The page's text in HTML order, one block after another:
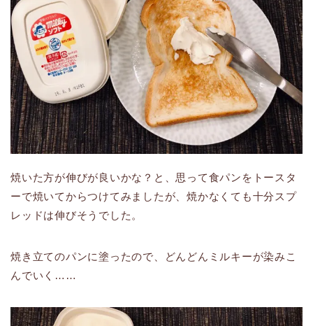
焼いた方が伸びが良いかな？と、思って食パンをトースタ
ーで焼いてからつけてみましたが、焼かなくても十分スプ
レッドは伸びそうでした。
焼き立てのパンに塗ったので、どんどんミルキーが染みこ
んでいく……